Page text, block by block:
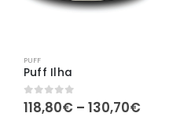
PUFF
Puff Ilha
0out of 5
118,80€ – 130,70€Price